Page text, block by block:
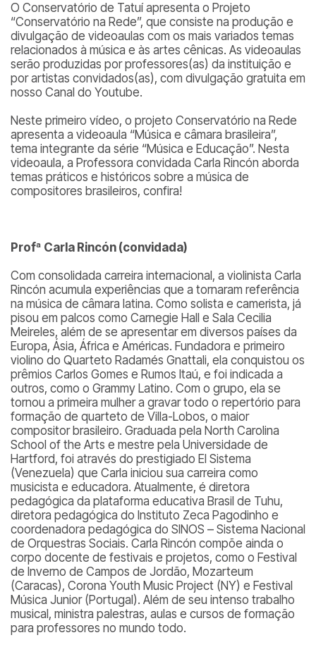
O Conservatório de Tatuí apresenta o Projeto
“Conservatório na Rede”, que consiste na produção e
divulgação de videoaulas com os mais variados temas
relacionados à música e às artes cênicas. As videoaulas
serão produzidas por professores(as) da instituição e
por artistas convidados(as), com divulgação gratuita em
nosso Canal do Youtube.
Neste primeiro vídeo, o projeto Conservatório na Rede
apresenta a videoaula “Música e câmara brasileira”,
tema integrante da série “Música e Educação”. Nesta
videoaula, a Professora convidada Carla Rincón aborda
temas práticos e históricos sobre a música de
compositores brasileiros, confira!
Profª Carla Rincón (convidada)
Com consolidada carreira internacional, a violinista Carla
Rincón acumula experiências que a tornaram referência
na música de câmara latina. Como solista e camerista, já
pisou em palcos como Carnegie Hall e Sala Cecilia
Meireles, além de se apresentar em diversos países da
Europa, Ásia, África e Américas. Fundadora e primeiro
violino do Quarteto Radamés Gnattali, ela conquistou os
prêmios Carlos Gomes e Rumos Itaú, e foi indicada a
outros, como o Grammy Latino. Com o grupo, ela se
tornou a primeira mulher a gravar todo o repertório para
formação de quarteto de Villa-Lobos, o maior
compositor brasileiro. Graduada pela North Carolina
School of the Arts e mestre pela Universidade de
Hartford, foi através do prestigiado El Sistema
(Venezuela) que Carla iniciou sua carreira como
musicista e educadora. Atualmente, é diretora
pedagógica da plataforma educativa Brasil de Tuhu,
diretora pedagógica do Instituto Zeca Pagodinho e
coordenadora pedagógica do SINOS – Sistema Nacional
de Orquestras Sociais. Carla Rincón compõe ainda o
corpo docente de festivais e projetos, como o Festival
de Inverno de Campos de Jordão, Mozarteum
(Caracas), Corona Youth Music Project (NY) e Festival
Música Junior (Portugal). Além de seu intenso trabalho
musical, ministra palestras, aulas e cursos de formação
para professores no mundo todo.